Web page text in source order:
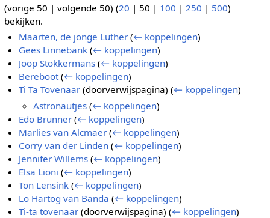
(vorige 50 | volgende 50) (20 | 50 | 100 | 250 | 500)
bekijken.
Maarten, de jonge Luther (← koppelingen)
Gees Linnebank (← koppelingen)
Joop Stokkermans (← koppelingen)
Bereboot (← koppelingen)
Ti Ta Tovenaar (doorverwijspagina)(← koppelingen)
Astronautjes (← koppelingen)
Edo Brunner (← koppelingen)
Marlies van Alcmaer (← koppelingen)
Corry van der Linden (← koppelingen)
Jennifer Willems (← koppelingen)
Elsa Lioni (← koppelingen)
Ton Lensink (← koppelingen)
Lo Hartog van Banda (← koppelingen)
Ti-ta tovenaar (doorverwijspagina)(← koppelingen)